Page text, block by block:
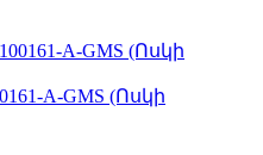
A-GMS (Ոսկի